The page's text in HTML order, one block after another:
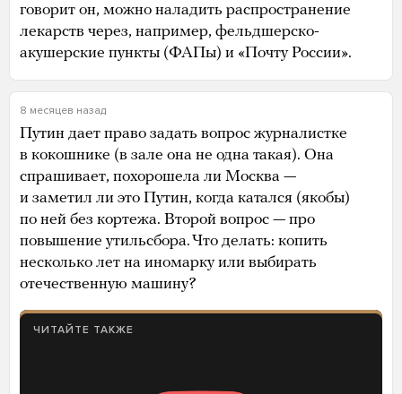
говорит он, можно наладить распространение
лекарств через, например, фельдшерско-
акушерские пункты (ФАПы) и «Почту России».
8 месяцев назад
Путин дает право задать вопрос журналистке
в кокошнике (в зале она не одна такая). Она
спрашивает, похорошела ли Москва —
и заметил ли это Путин, когда катался (якобы)
по ней без кортежа. Второй вопрос — про
повышение утильсбора. Что делать: копить
несколько лет на иномарку или выбирать
отечественную машину?
ЧИТАЙТЕ ТАКЖЕ